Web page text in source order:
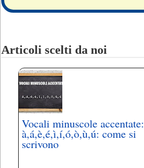
Articoli scelti da noi
Vocali minuscole accentate:
à,á,è,é,ì,í,ó,ò,ù,ú: come si
scrivono